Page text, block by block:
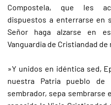
Compostela, que les
dispuestos a enterrarse en
Señor haga alzarse en
Vanguardia de Cristiandad
»Y unidos en idéntica sed,
nuestra Patria pueblo
sembrador, sepa sembrarse